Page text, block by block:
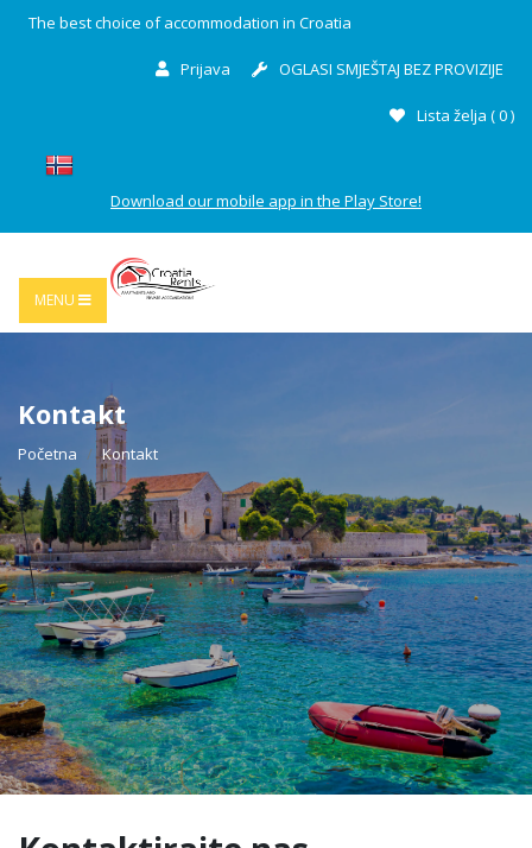
The best choice of accommodation in Croatia
Prijava OGLASI SMJEŠTAJ BEZ PROVIZIJE
Lista želja (0)
Download our mobile app in the Play Store!
MENU
Kontakt
Početna Kontakt